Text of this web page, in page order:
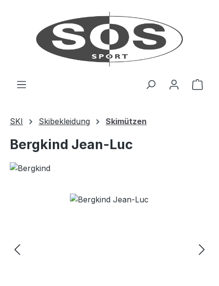
SKI Skibekleidung Skimützen
Bergkind Jean-Luc
Bildergalerie überspringen